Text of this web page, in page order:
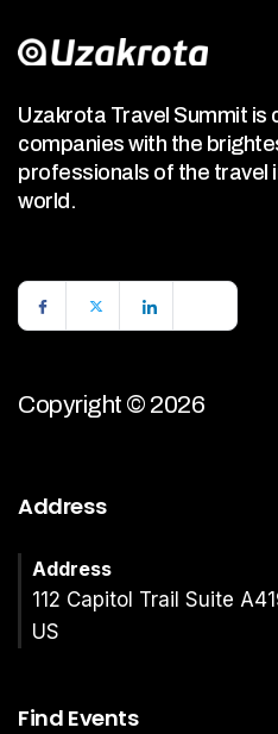
Uzakrota Travel Summit
companies with the
professionals of the travel
world.
Copyright © 2026
Address
Address
112 Capitol Trail Suite
US
Find Events